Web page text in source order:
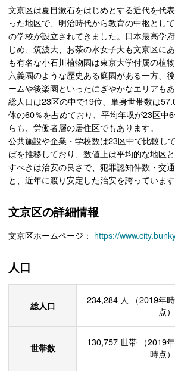
文京区は夏目漱石をはじめとする近代を代
った地区で、明治時代から教育の中枢とし
の学校が設立されてきました。日本最高学
じめ、筑波大、お茶の水女子大も文京区に
も有名な小石川植物園は東京大学付属の植物
六義園のような歴史ある庭園がある一方、
ームや後楽園といったにぎやかなエリアもあ
総人口は23区の中で19位、単身世帯数は
体の60％を占めており、平均年収が23区中
らも、労働者層の居住区でもあります。
公共施設や企業・学校数は23区中で比較し
ばを推移しており、数値上は平均的な地区
すべきは治安の良さで、犯罪認知件数・交
と、近年に渡り安定した治安を誇っています
文京区の詳細情報
文京区ホームページ： https://
人口
総人口 234,284 人
（2019年時
点）
世帯数 130,757 世帯
（2019年
時点）